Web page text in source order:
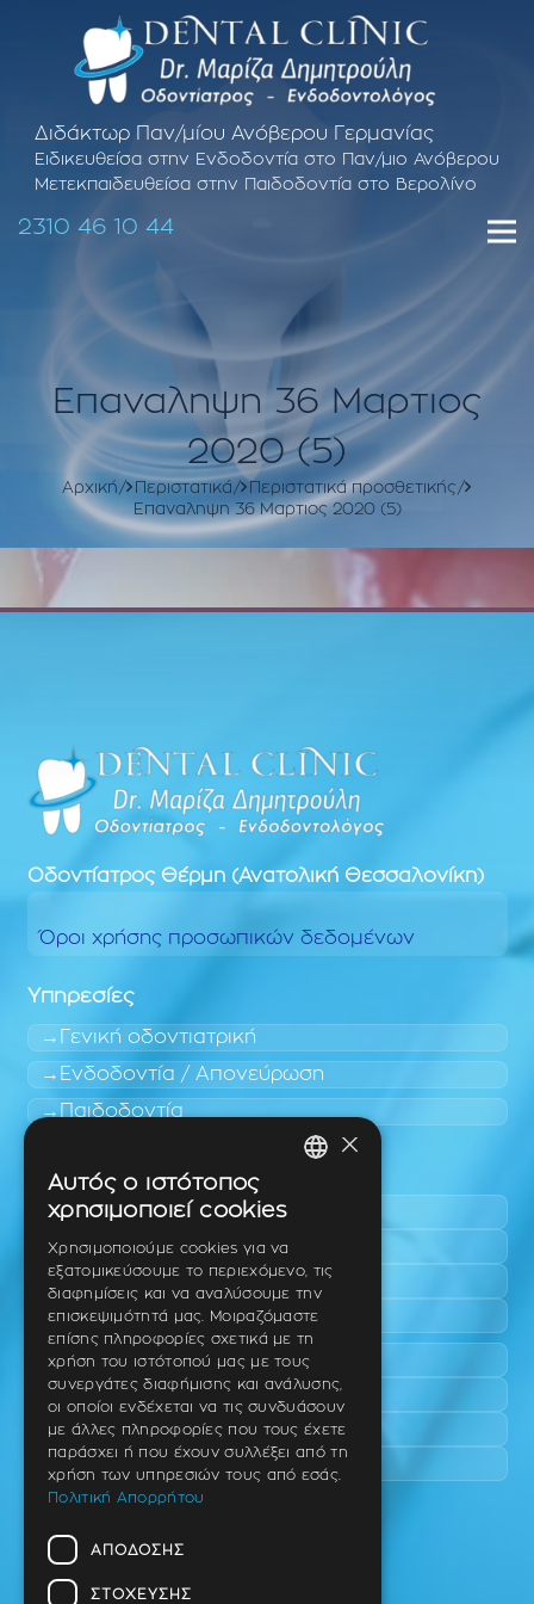
Διδάκτωρ Παν/μίου Ανόβερου Γερμανίας
Ειδικευθείσα στην Ενδοδοντία στο Παν/μιο Ανόβερου
Μετεκπαιδευθείσα στην Παιδοδοντία στο Βερολίνο
2310 46 10 44
Επαναληψη 36 Μαρτιος
2020 (5)
Αρχική Περιστατικά
Περιστατικά προσθετικής
Επαναληψη 36 Μαρτιος 2020 (5)
Οδοντίατρος Θέρμη (Ανατολική Θεσσαλονίκη)
Όροι χρήσης προσωπικών δεδομένων
Υπηρεσίες
Γενική οδοντιατρική
Ενδοδοντία / Απονεύρωση
Παιδοδοντία
Πυλαία
Τριάδι
Νέο Ρύσιο
Επανομή
Περαία
Καλαμαριά
Πανόραμα
Χαριλάου
Ταβάκη – Θ. Λίτσα 10 (γωνία),
Θέρμη – Θεσσαλονίκη
×
Αυτός ο ιστότοπος
χρησιμοποιεί cookies
Χρησιμοποιούμε cookies για να
εξατομικεύσουμε το περιεχόμενο, τις
διαφημίσεις και να αναλύσουμε την
επισκεψιμότητά μας. Μοιραζόμαστε
επίσης πληροφορίες σχετικά με τη
χρήση του ιστότοπού μας με τους
συνεργάτες διαφήμισης και ανάλυσης,
οι οποίοι ενδέχεται να τις συνδυάσουν
με άλλες πληροφορίες που τους έχετε
παράσχει ή που έχουν συλλέξει από τη
χρήση των υπηρεσιών τους από εσάς.
Πολιτική Απορρήτου
ΑΠΌΔΟΣΗΣ
ΣΤΌΧΕΥΣΗΣ